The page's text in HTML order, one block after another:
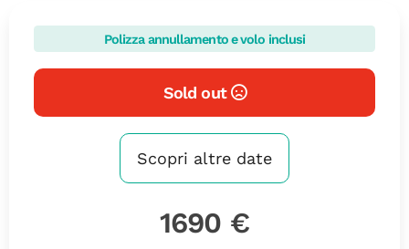
Polizza annullamento e volo inclusi
Sold out
Scopri altre date
1690 €